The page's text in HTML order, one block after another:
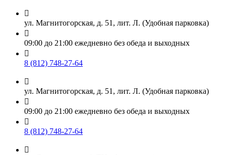

ул. Магнитогорская, д. 51, лит. Л. (Удобная парковка)

09:00 до 21:00 ежедневно без обеда и выходных

8 (812) 748-27-64

ул. Магнитогорская, д. 51, лит. Л. (Удобная парковка)

09:00 до 21:00 ежедневно без обеда и выходных

8 (812) 748-27-64
